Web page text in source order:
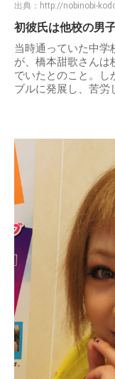
出典： http://nobinobi-
初彼氏は他校の男
当時通っていた中学
が、橋本甜歌さんは
でいたとのこと。し
ブルに発展し、苦労